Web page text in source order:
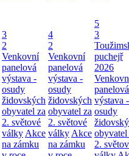
3
2
Venkovní
panelová
výstava -
osudy
židovských
obyvatel za
2. světové
války Akce
na zámku
4
2
Venkovní
panelová
výstava -
osudy
židovských
obyvatel za
2. světové
války Akce
na zámku
5
3
puchejř
2026
panelová
výstava -
osudy
obyvatel
2.